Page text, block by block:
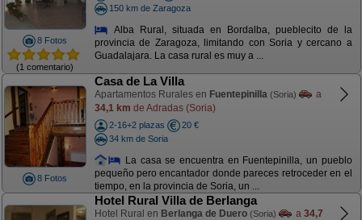
8 Fotos
(1 comentario)
150 km de Zaragoza
Alba Rural, situada en Bordalba, pueblecito de la
provincia de Zaragoza, limitando con Soria y cercano a
Guadalajara. La casa rural es muy a ...
8 Fotos
Casa de La Villa
Apartamentos Rurales en Fuentepinilla (Soria)
a
34,1 km de Adradas (Soria)
2-16+2 plazas
20 €
34 km de Soria
La casa se encuentra en Fuentepinilla, un pueblo
pequeño pero encantador donde pareces retroceder en el
tiempo, en la provincia de Soria, un ...
Hotel Rural Villa de Berlanga
Hotel Rural en Berlanga de Duero (Soria) a 34,7